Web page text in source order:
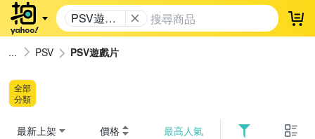
PSV遊戲
片
登
PSV PSV遊戲片
全部
分類
最新上架 價格 最高人氣